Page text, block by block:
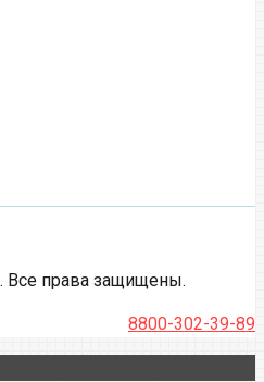
Все права защищены.
8800-302-39-89